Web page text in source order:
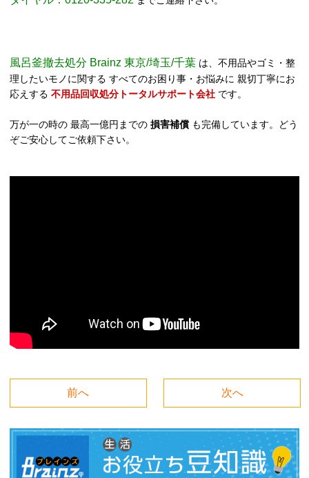
風呂釜撤去処分 Brainz 東京/埼玉/千葉 は、不用品やゴミ・整
理したいモノに関する すべてのお困り事・お悩みに 親切丁寧にお
応えする 不用品回収処分トータルサポート会社 です。
万が一の時の 最高一億円までの 損害補償 も完備しています。どう
ぞご安心してご依頼下さい。
前へ 次へ